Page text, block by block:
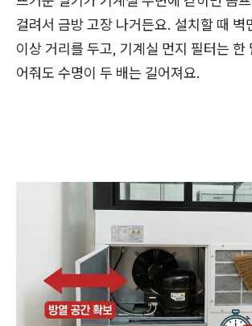
걸려서 금방 고장 나거든요. 설치할 때
이상 거리를 두고, 기계실 먼지 필터는 한
어줘도 수명이 두 배는 길어져요.